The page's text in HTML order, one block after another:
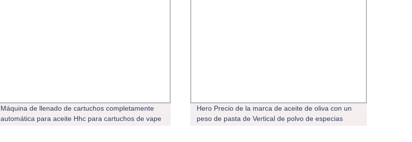
Máquina de llenado de cartuchos completamente
automática para aceite Hhc para cartuchos de vape
Hero Precio de la marca de aceite de oliva con un
peso de pasta de Vertical de polvo de especias